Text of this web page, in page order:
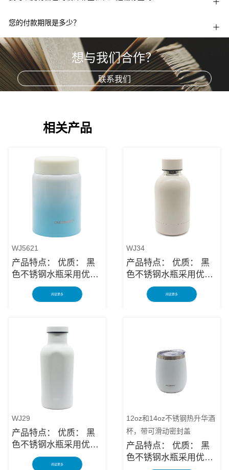
您的付款期限是多少？
想与我们合作？
联系我们
相关产品
WJ5621
产品特点： 优质： 黑
色不锈钢水瓶采用优质
防锈不锈钢制成，是长
期使用的可靠物品。多
可防止意外跌落或撞击
造成破损。长容器对您
有很大帮助，让您在理
钢水瓶、通勤水杯，还
是只想可持续地补充水
分，黑色不锈钢水瓶都
有适合您的不锈钢水
瓶！ 安全便捷： 黑色
不锈钢水瓶由无毒材料
阅读更多
WJ34
产品特点： 优质： 黑
色不锈钢水瓶采用优质
防锈不锈钢制成，是长
期使用的可靠物品。多
有很大帮助，让您在理
想的温度下享用饮品。
在旅途中： 无论您想要
露营和远足的黑色不锈
是只想可持续地补充水
分，黑色不锈钢水瓶都
有适合您的不锈钢水
瓶！ 安全便捷： 黑色
不锈钢水瓶由无毒材料
阅读更多
WJ29
产品特点： 优质： 黑
色不锈钢水瓶采用优质
防锈不锈钢制成，是长
期使用的可靠物品。多
阅读更多
12oz和14oz不锈钢热升华酒
杯，带可滑动密封盖
产品特点： 优质： 黑
色不锈钢水瓶采用优质